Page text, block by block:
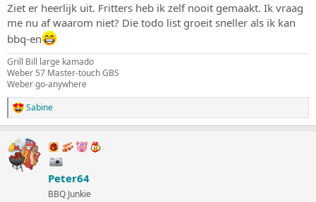
:
Ziet er heerlijk uit. Fritters heb ik zelf nooit gemaakt. Ik vraag
me nu af waarom niet? Die todo list groeit sneller als ik kan
bbq-en
Grill Bill large kamado
Weber 57 Master-touch GBS
Weber go-anywhere
W
a
r
d
e
Sabine
Peter64
BBQ Junkie